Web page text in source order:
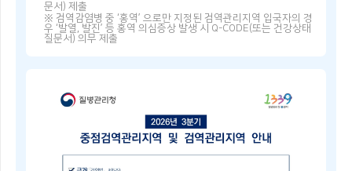
문서) 제출
※ 검역감염병 중 ‘홍역’ 으로만 지정된 검역관리지역 입국자의 경
우 ‘발열, 발진’ 등 홍역 의심증상 발생 시 Q-CODE(또는 건강상태
질문서) 의무 제출